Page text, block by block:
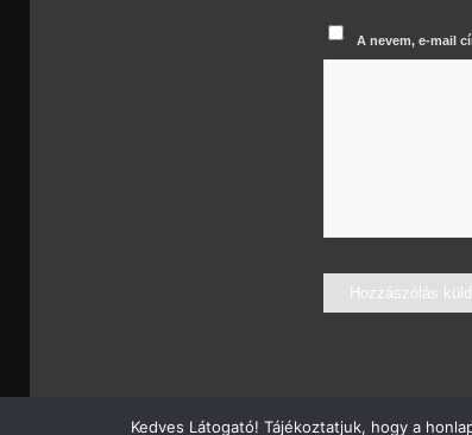
A nevem, e-mail
Kedves Látogató! Tájékoztatjuk, hogy a